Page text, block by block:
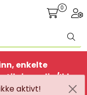
0
enkelte
tilgjengelig/Ikke
aktivt!